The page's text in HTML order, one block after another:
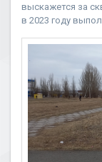
выскажется за
в 2023 году